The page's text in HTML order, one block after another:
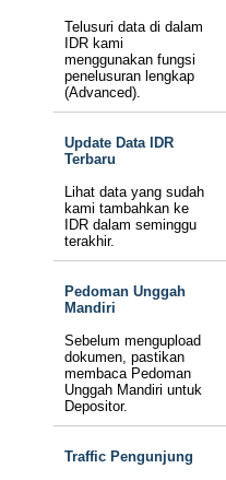
Telusuri data di dalam
IDR kami
menggunakan fungsi
penelusuran lengkap
(Advanced).
Update Data IDR
Terbaru
Lihat data yang sudah
kami tambahkan ke
IDR dalam seminggu
terakhir.
Pedoman Unggah
Mandiri
Sebelum mengupload
dokumen, pastikan
membaca Pedoman
Unggah Mandiri untuk
Depositor.
Traffic Pengunjung